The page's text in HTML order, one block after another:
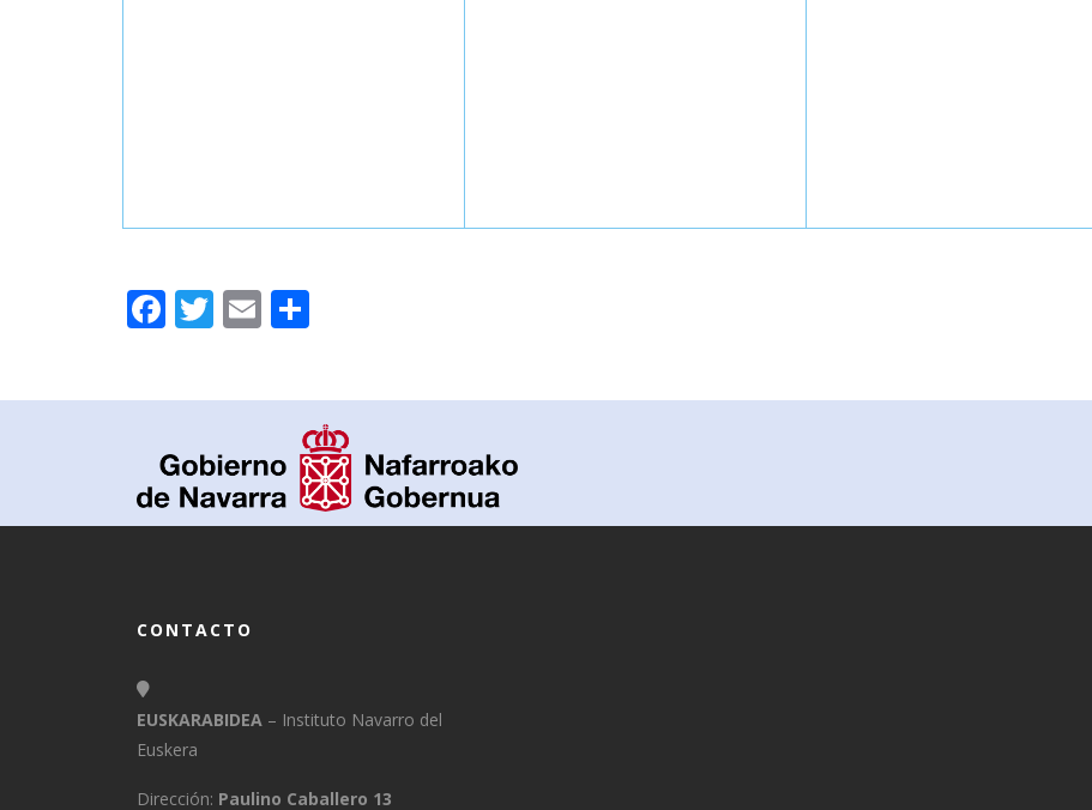
Facebook
Twitter
Email
CONTACTO
EUSKARABIDEA – Instituto Navarro del
Euskera
Dirección: Paulino Caballero 13